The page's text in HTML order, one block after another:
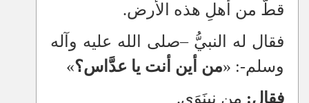
قطُّ من أهلِ هذه الأرض.
فقال له النبيُّ–صلى الله عليه وآله
وسلم-: «من أين أنت يا عدَّاس؟»
فقال: مِن نِينَوَى.